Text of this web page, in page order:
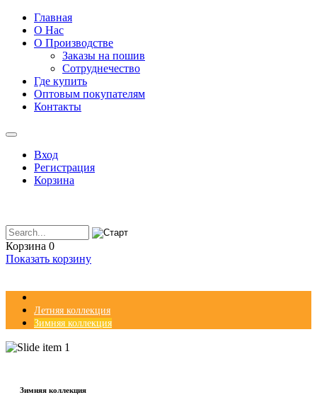
Главная
О Нас
О Производстве
Заказы на пошив
Сотруднечество
Где купить
Оптовым покупателям
Контакты
Вход
Регистрация
Корзина
Корзина 0
Показать корзину
Летняя коллекция
Зимняя коллекция
© FreeJoomla! 3 Modules
Зимняя коллекция